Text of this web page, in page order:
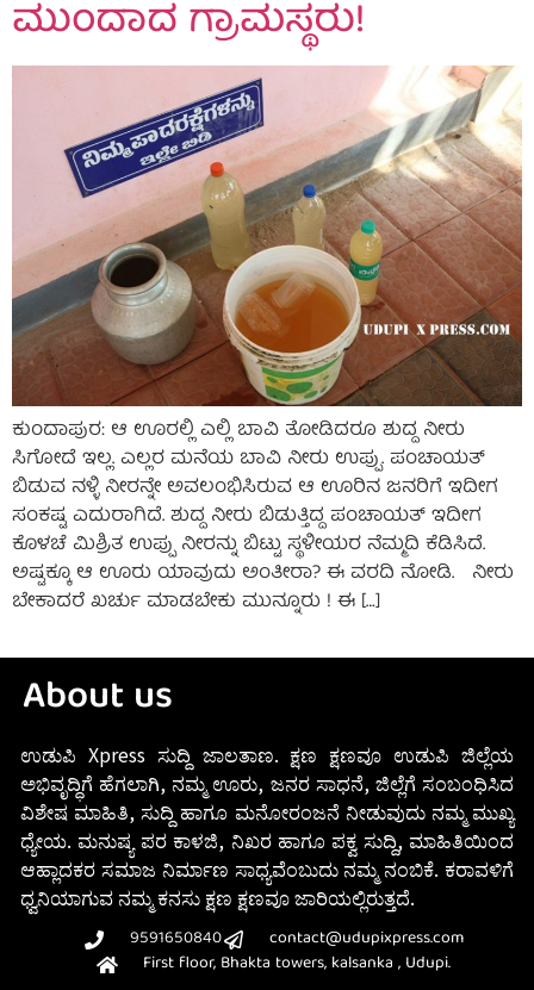
ಮುಂದಾದ ಗ್ರಾಮಸ್ಥರು!
ಕುಂದಾಪುರ: ಆ ಊರಲ್ಲಿ ಎಲ್ಲಿ ಬಾವಿ ತೋಡಿದರೂ ಶುದ್ದ ನೀರು
ಸಿಗೋದೆ ಇಲ್ಲ. ಎಲ್ಲರ ಮನೆಯ ಬಾವಿ ನೀರು ಉಪ್ಪು. ಪಂಚಾಯತ್
ಬಿಡುವ ನಳ್ಳಿ ನೀರನ್ನೇ ಅವಲಂಭಿಸಿರುವ ಆ ಊರಿನ ಜನರಿಗೆ ಇದೀಗ
ಸಂಕಷ್ಟ ಎದುರಾಗಿದೆ. ಶುದ್ದ ನೀರು ಬಿಡುತ್ತಿದ್ದ ಪಂಚಾಯತ್ ಇದೀಗ
ಕೊಳಚೆ ಮಿಶ್ರಿತ ಉಪ್ಪು ನೀರನ್ನು ಬಿಟ್ಟು ಸ್ಥಳೀಯರ ನೆಮ್ಮದಿ ಕೆಡಿಸಿದೆ.
ಅಷ್ಟಕ್ಕೂ ಆ ಊರು ಯಾವುದು ಅಂತೀರಾ? ಈ ವರದಿ ನೋಡಿ. ನೀರು
ಬೇಕಾದರೆ ಖರ್ಚು ಮಾಡಬೇಕು ಮುನ್ನೂರು ! ಈ […]
About us
ಉಡುಪಿ Xpress ಸುದ್ದಿ ಜಾಲತಾಣ. ಕ್ಷಣ ಕ್ಷಣವೂ ಉಡುಪಿ ಜಿಲ್ಲೆಯ
ಅಭಿವೃದ್ಧಿಗೆ ಹೆಗಲಾಗಿ, ನಮ್ಮ ಊರು, ಜನರ ಸಾಧನೆ, ಜಿಲ್ಲೆಗೆ ಸಂಬಂಧಿಸಿದ
ವಿಶೇಷ ಮಾಹಿತಿ, ಸುದ್ದಿ ಹಾಗೂ ಮನೋರಂಜನೆ ನೀಡುವುದು ನಮ್ಮ ಮುಖ್ಯ
ಧ್ಯೇಯ. ಮನುಷ್ಯ ಪರ ಕಾಳಜಿ, ನಿಖರ ಹಾಗೂ ಪಕ್ವ ಸುದ್ದಿ, ಮಾಹಿತಿಯಿಂದ
ಆಹ್ಲಾದಕರ ಸಮಾಜ ನಿರ್ಮಾಣ ಸಾಧ್ಯವೆಂಬುದು ನಮ್ಮ ನಂಬಿಕೆ. ಕರಾವಳಿಗೆ
ಧ್ವನಿಯಾಗುವ ನಮ್ಮ ಕನಸು ಕ್ಷಣ ಕ್ಷಣವೂ ಜಾರಿಯಲ್ಲಿರುತ್ತದೆ.
9591650840
contact@udupixpress.com
First floor, Bhakta towers, kalsanka , Udupi.